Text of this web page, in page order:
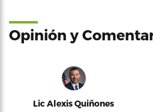
Opinión y
Lic Alexis Quiñones